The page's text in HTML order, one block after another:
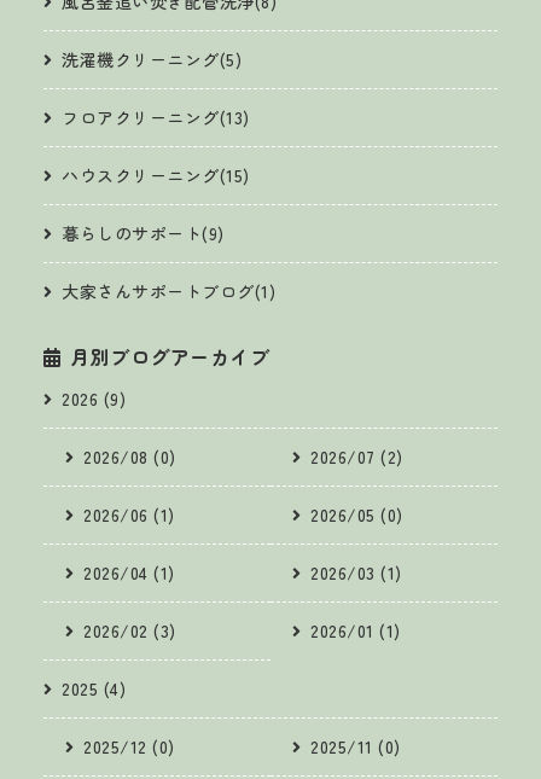
洗濯機クリーニング(5)
フロアクリーニング(13)
ハウスクリーニング(15)
暮らしのサポート(9)
大家さんサポートブログ(1)
月別ブログアーカイブ
2026 (9)
2026/08 (0) 2026/07 (2)
2026/06 (1) 2026/05 (0)
2026/04 (1) 2026/03 (1)
2026/02 (3) 2026/01 (1)
2025 (4)
2025/12 (0) 2025/11 (0)